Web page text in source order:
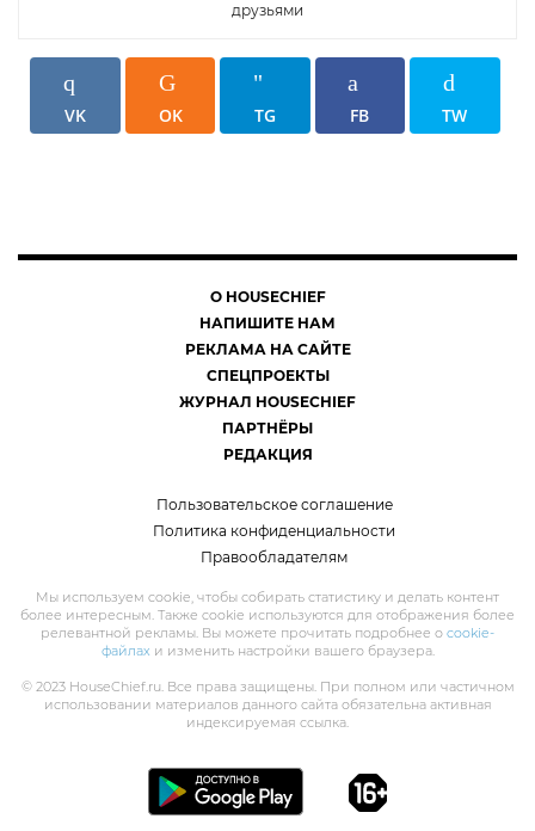
друзьями
VK OK TG FB TW
О HOUSECHIEF
НАПИШИТЕ НАМ
РЕКЛАМА НА САЙТЕ
СПЕЦПРОЕКТЫ
ЖУРНАЛ HOUSECHIEF
ПАРТНЁРЫ
РЕДАКЦИЯ
Пользовательское соглашение
Политика конфиденциальности
Правообладателям
Мы используем cookie, чтобы собирать статистику и делать контент
более интересным. Также cookie используются для отображения более
релевантной рекламы. Вы можете прочитать подробнее о cookie-
файлахи изменить настройки вашего браузера.
© 2023 HouseChief.ru. Все права защищены. При полном или частичном
использовании материалов данного сайта обязательна активная
индексируемая ссылка.